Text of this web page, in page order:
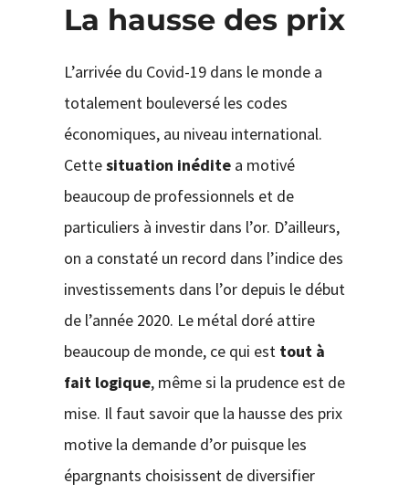
La hausse des prix
L’arrivée du Covid-19 dans le monde a
totalement bouleversé les codes
économiques, au niveau international.
Cettesituation inéditea motivé
beaucoup de professionnels et de
particuliers à investir dans l’or. D’ailleurs,
on a constaté un record dans l’indice des
investissements dans l’or depuis le début
de l’année 2020. Le métal doré attire
beaucoup de monde, ce qui est tout à
fait logique, même si la prudence est de
mise. Il faut savoir que la hausse des prix
motive la demande d’or puisque les
épargnants choisissent de diversifier